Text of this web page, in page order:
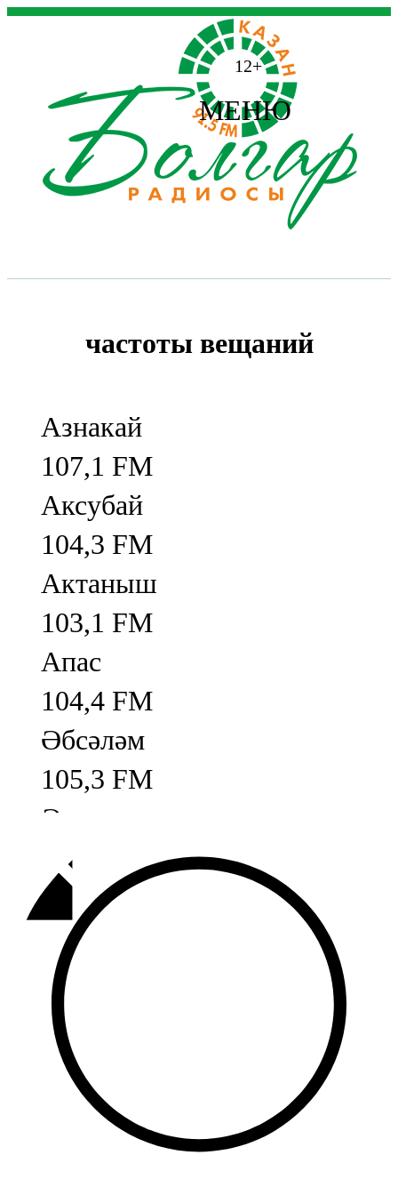
12+
МЕНЮ
частоты вещаний
Азнакай
107,1 FM
Аксубай
104,3 FM
Актаныш
103,1 FM
Апас
104,4 FM
Әбсәләм
105,3 FM
Әлмәт
92,9 FM
Базарлы матак
107,1 FM
Балык бистәсе
104,9 FM
Баулы
107,5 FM
Биләр